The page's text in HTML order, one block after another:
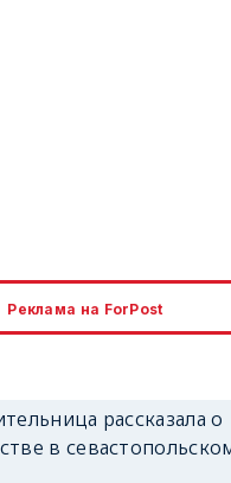
Реклама на ForPost
рассказала о
в